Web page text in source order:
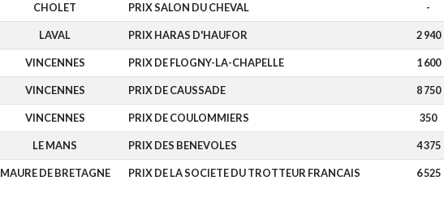
CHOLET PRIX SALON DU CHEVAL -
LAVAL PRIX HARAS D'HAUFOR 2 940
VINCENNES PRIX DE FLOGNY-LA-CHAPELLE 1 600
VINCENNES PRIX DE CAUSSADE 8 750
VINCENNES PRIX DE COULOMMIERS 350
LE MANS PRIX DES BENEVOLES 4 375
MAURE DE BRETAGNE PRIX DE LA SOCIETE DU TROTTEUR FRANCAIS 6 525